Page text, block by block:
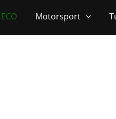
ECO Motorsport